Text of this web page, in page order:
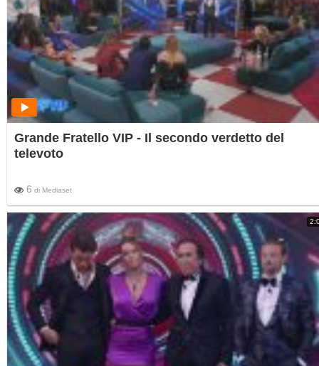
Grande Fratello VIP - Il secondo verdetto del
televoto
6 di Mediaset